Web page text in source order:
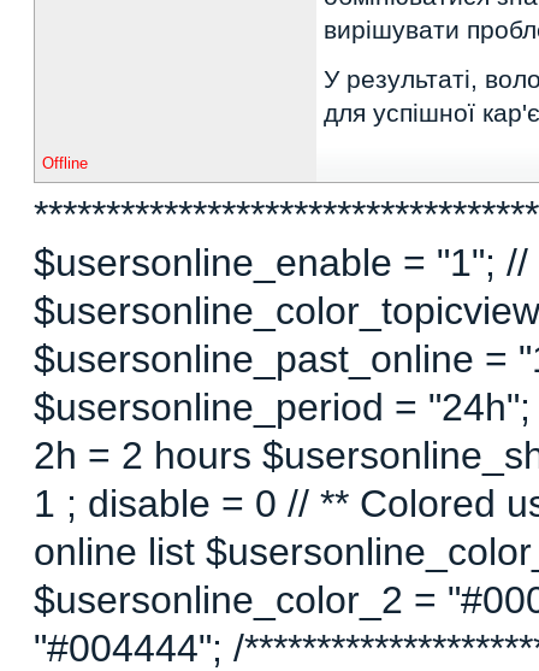
вирішувати
У результаті,
для успішної
Offline
$usersonline_enable = "1";
$usersonline_past_online =
$usersonline_period =
2h = 2 hours
1 ; disable = 0 // ** Colored
online list
$usersonline_color_2 =
"#004444"; /